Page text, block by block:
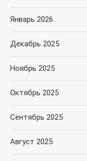
Январь 2026
Декабрь 2025
Ноябрь 2025
Октябрь 2025
Сентябрь 2025
Август 2025